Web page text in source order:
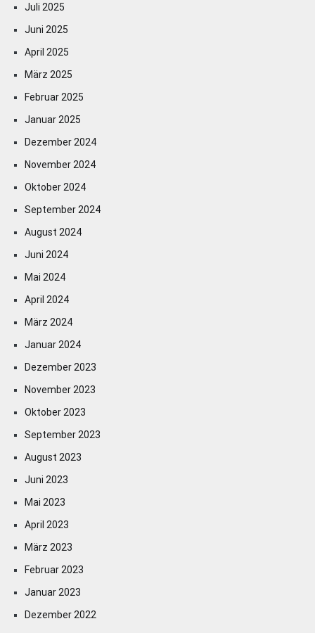
Juli 2025
Juni 2025
April 2025
März 2025
Februar 2025
Januar 2025
Dezember 2024
November 2024
Oktober 2024
September 2024
August 2024
Juni 2024
Mai 2024
April 2024
März 2024
Januar 2024
Dezember 2023
November 2023
Oktober 2023
September 2023
August 2023
Juni 2023
Mai 2023
April 2023
März 2023
Februar 2023
Januar 2023
Dezember 2022